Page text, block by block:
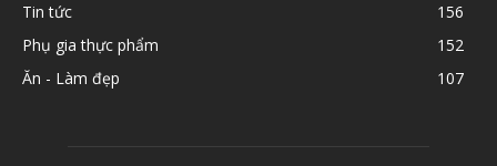
Tin tức
156
Phụ gia thực phẩm
152
Ăn - Làm đẹp
107